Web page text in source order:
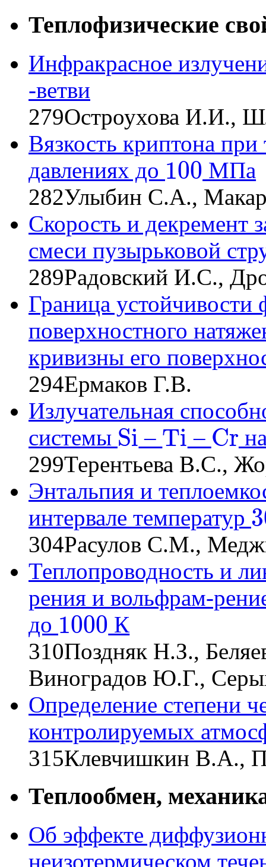
Теплофизические
Инфракрасное
-ветви
279Остроухова И.И.,
Вязкость криптона
давлениях до 100
100
МПа
282Улыбин С.А.,
Скорость и декремент
смеси пузырьковой
289Радовский И.С.,
Граница устойчивости
поверхностного
кривизны его
294Ермаков Г.В.
Излучательная
системы Si
Si – Ti
Ti – Cr
Cr
299Терентьева В.С.,
Энтальпия и
интервале температур
300
304Расулов С.М.,
Теплопроводность и
рения и вольфрам-
до 1000
1000
К
310Поздняк Н.З.,
Виноградов Ю.Г.,
Определение степени
контролируемых
315Клевчишкин В.А.,
Теплообмен,
Об эффекте
неизотермическом